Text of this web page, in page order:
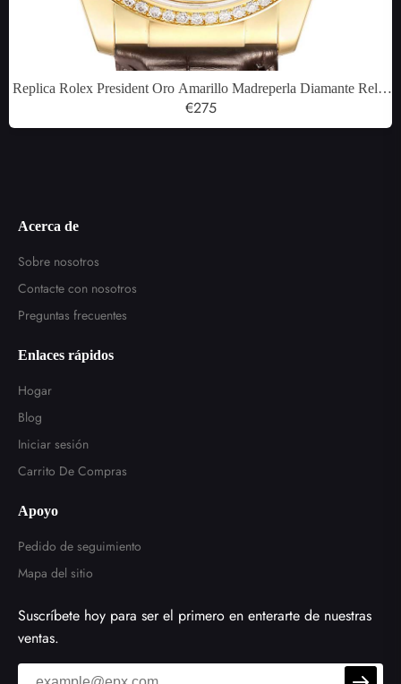
Replica Rolex President Oro Amarillo Madreperla Diamante Reloj
Hombre 116188
€275
Acerca de
Sobre nosotros
Contacte con nosotros
Preguntas frecuentes
Enlaces rápidos
Hogar
Blog
Iniciar sesión
Carrito De Compras
Apoyo
Pedido de seguimiento
Mapa del sitio
Suscríbete hoy para ser el primero en enterarte de nuestras
ventas.